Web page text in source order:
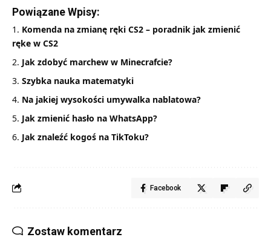
Powiązane Wpisy:
Komenda na zmianę ręki CS2 – poradnik jak zmienić
ręke w CS2
Jak zdobyć marchew w Minecrafcie?
Szybka nauka matematyki
Na jakiej wysokości umywalka nablatowa?
Jak zmienić hasło na WhatsApp?
Jak znaleźć kogoś na TikToku?
Facebook
Zostaw komentarz